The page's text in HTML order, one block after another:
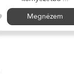
Megnézem